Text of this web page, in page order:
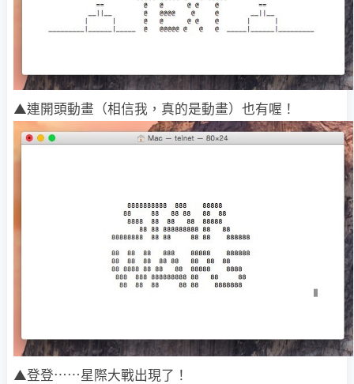
▲連開頭動畫（相信我，真的是動畫）也有喔！
▲登登⋯⋯星際大戰出現了！